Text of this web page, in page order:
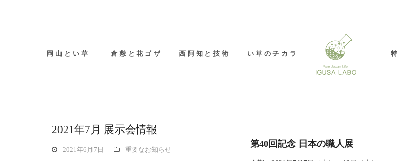
岡山とい草 倉敷と花ゴザ 西阿知と技術 い草のチカラ
2021年7月 展示会情報
2021年6月7日 重要なお知らせ
第40回記念 日本の職人展